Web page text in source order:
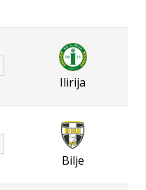
Ilirija
Bilje